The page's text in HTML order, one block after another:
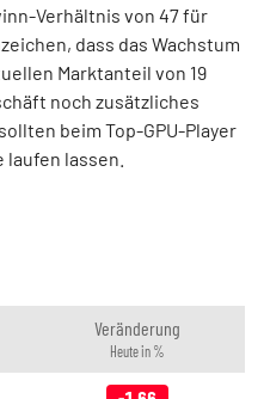
Verhältnis von 47 für
dass das Wachstum
Marktanteil von 19
noch zusätzliches
beim Top-GPU-Player
lassen.
Veränderung
Heute in %